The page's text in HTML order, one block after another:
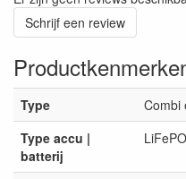
Schrijf een review
Type
Combi
Type accu |
batterij